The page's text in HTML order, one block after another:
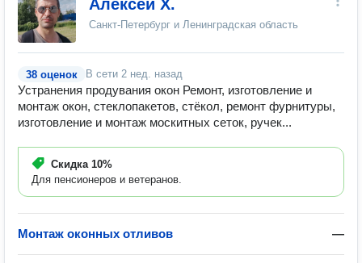
Алексей Х.
Санкт-Петербург и Ленинградская область
38 оценок В сети 2 нед. назад
Устранения продувания окон Ремонт, изготовление и
монтаж окон, стеклопакетов, стёкол, ремонт фурнитуры,
изготовление и монтаж москитных сеток, ручек...
Скидка 10%
Для пенсионеров и ветеранов.
Монтаж оконных отливов —